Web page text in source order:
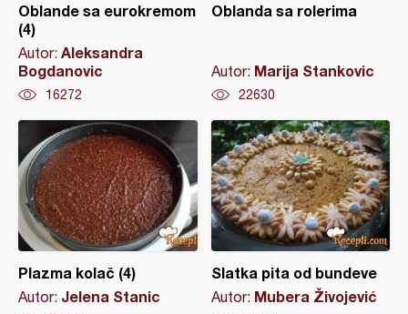
Oblande sa eurokremom
(4)
Autor: Aleksandra
Bogdanovic
16272
Oblanda sa rolerima
Autor: Marija Stankovic
22630
Plazma kolač (4)
Autor: Jelena Stanic
Slatka pita od bundeve
Autor: Mubera Živojević